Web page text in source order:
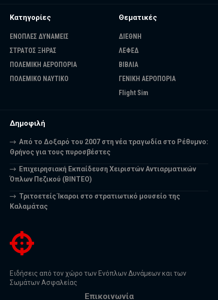
Κατηγορίες
ΕΝΟΠΛΕΣ ΔΥΝΑΜΕΙΣ
ΣΤΡΑΤΟΣ ΞΗΡΑΣ
ΠΟΛΕΜΙΚΗ ΑΕΡΟΠΟΡΙΑ
ΠΟΛΕΜΙΚΟ ΝΑΥΤΙΚΟ
Θεματικές
ΔΙΕΘΝΗ
ΛΕΦΕΔ
ΒΙΒΛΙΑ
ΓΕΝΙΚΗ ΑΕΡΟΠΟΡΙΑ
Flight Sim
Δημοφιλή
Από το Δοξαρό του 2007 στη νέα τραγωδία στο Ρέθυμνο:
Θρήνος για τους πυροσβέστες
Επιχειρησιακή Εκπαίδευση Χειριστών Αντιαρματικών
Όπλων Πεζικού (ΒΙΝΤΕΟ)
Τριτοετείς Ίκαροι στο στρατιωτικό μουσείο της
Καλαμάτας
Ειδήσεις από τον χώρο των Ενόπλων Δυνάμεων και των
Σωμάτων Ασφαλείας
Επικοινωνία